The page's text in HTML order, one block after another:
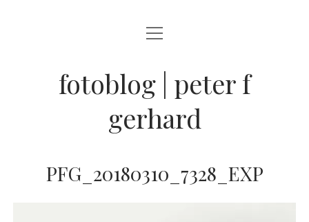
BLOG
JAZZ LIVE !
ZEN MOMENTE
WANDERLUST
Menü
öffnen
fotoblog | peter f
gerhard
PFG_20180310_7328_EXP